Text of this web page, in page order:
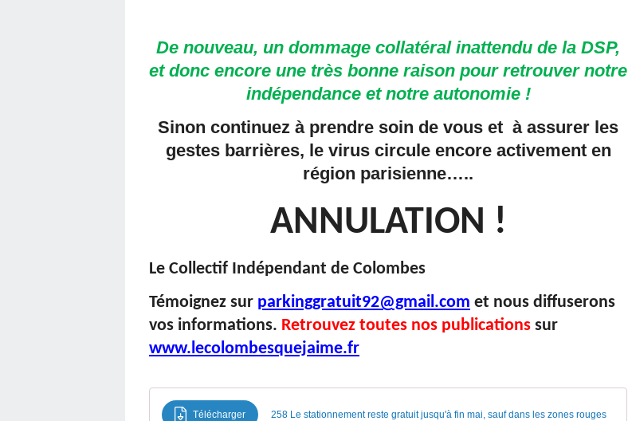
De nouveau, un dommage collatéral inattendu de la DSP,
et donc encore une très bonne raison pour retrouver notre
indépendance et notre autonomie !
Sinon continuez à prendre soin de vous et à assurer les
gestes barrières, le virus circule encore activement en
région parisienne…..
ANNULATION !
Le Collectif Indépendant de Colombes
Témoignez sur parkinggratuit92@gmail.com et nous diffuserons
vos informations. Retrouvez toutes nos publications sur
www.lecolombesquejaime.fr
Télécharger 258 Le stationnement reste gratuit jusqu'à fin mai, sauf dans les zones rouges